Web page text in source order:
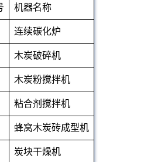
机器名称
连续碳化炉
木炭破碎机
木炭粉搅拌机
粘合剂搅拌机
蜂窝木炭砖成型机
炭块干燥机